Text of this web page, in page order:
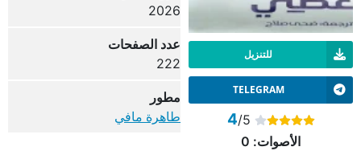
للتنزيل
TELEGRAM
4/5
الأصوات: 0
2026
عدد الصفحات
222
مطور
طاهرة مافي